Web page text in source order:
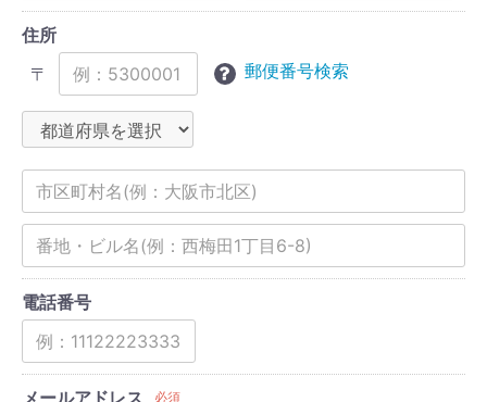
住所
〒
郵便番号検索
電話番号
メールアドレス 必須